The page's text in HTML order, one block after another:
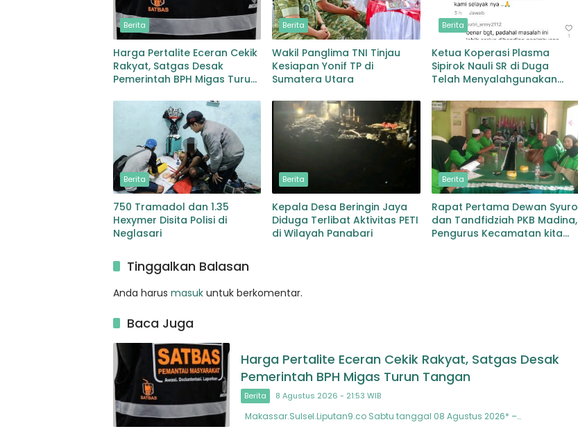
Berita
Harga Pertalite Eceran Cekik
Rakyat, Satgas Desak
Pemerintah BPH Migas Turun
Berita
Wakil Panglima TNI Tinjau
Kesiapan Yonif TP di
Sumatera Utara
Berita
Ketua Koperasi Plasma
Sipirok Nauli SR di Duga
Telah Menyalahgunakan
Berita
750 Tramadol dan 1.35
Hexymer Disita Polisi di
Neglasari
Berita
Kepala Desa Beringin Jaya
Diduga Terlibat Aktivitas PETI
di Wilayah Panabari
Berita
Rapat Pertama Dewan Syuro
dan Tandfidziah PKB Madina,
Pengurus Kecamatan kita
Tinggalkan Balasan
Anda harus masuk untuk berkomentar.
Baca Juga
Harga Pertalite Eceran Cekik Rakyat, Satgas Desak
Pemerintah BPH Migas Turun Tangan
Berita 8 Agustus 2026 - 21:53 WIB
Makassar.Sulsel.Liputan9.co Sabtu tanggal 08 Agustus 2026* –…